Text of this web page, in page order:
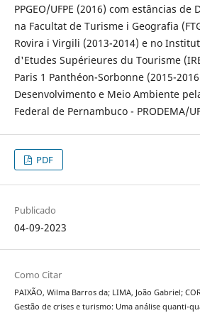
PPGEO/UFPE (2016) com estâncias
na Facultat de Turisme i Geografia
Rovira i Virgili (2013-2014) e no
d'Etudes Supérieures du Tourisme
Paris 1 Panthéon-Sorbonne (2015-
Desenvolvimento e Meio Ambiente
Federal de Pernambuco - PRODEMA/
PDF
Publicado
04-09-2023
Como Citar
PAIXÃO, Wilma Barros da; LIMA, João Gabriel;
Gestão de crises e turismo: Uma análise quanti-